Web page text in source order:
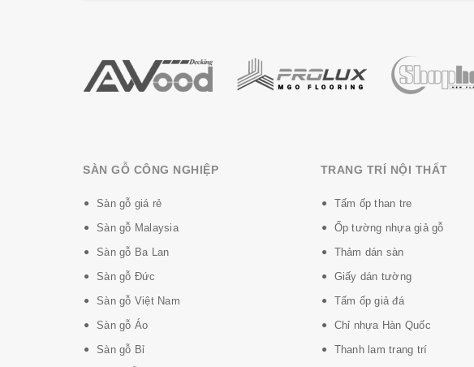
- Êm bàn chân, không gây tiếng ồn khi đi lại
- Chống cháy tàn thuốc nhờ có lớp nhựa Melamine Resins
SÀN GỖ CÔNG NGHIỆP
Sàn gỗ giá rẻ
Sàn gỗ Malaysia
Sàn gỗ Ba Lan
Sàn gỗ Đức
Sàn gỗ Việt Nam
Sàn gỗ Áo
Sàn gỗ Bỉ
TRANG TRÍ NỘI THẤT
Tấm ốp than tre
Ốp tường nhựa giả gỗ
Thảm dán sàn
Giấy dán tường
Tấm ốp giả đá
Chỉ nhựa Hàn Quốc
Thanh lam trang trí